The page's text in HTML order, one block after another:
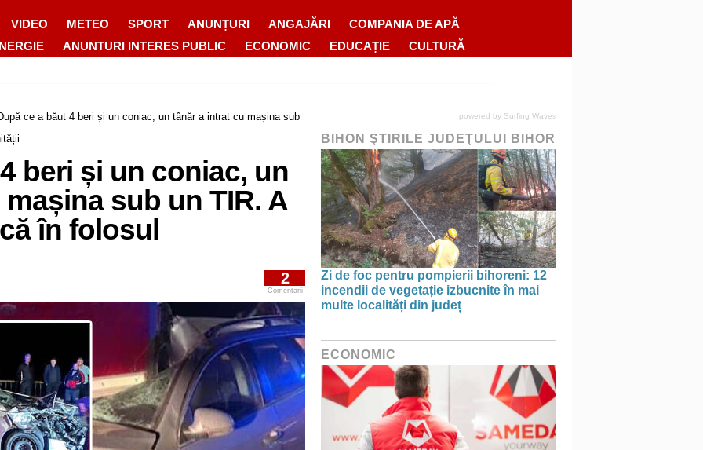
VIDEO METEO SPORT ANUNȚURI ANGAJĂRI
COMPANIA DE APĂ
ANUNTURI INTERES PUBLIC ECONOMIC EDUCAȚIE CULTURĂ
ce a băut 4 beri și un coniac, un tânăr a intrat cu mașina sub
beri și un coniac, un
sub un TIR. A
în folosul
2
Comentarii
powered by Surfing Waves
BIHON ŞTIRILE JUDEŢULUI BIHOR
Zi de foc pentru pompierii bihoreni: 12
incendii de vegetație izbucnite în mai
multe localități din județ
ECONOMIC